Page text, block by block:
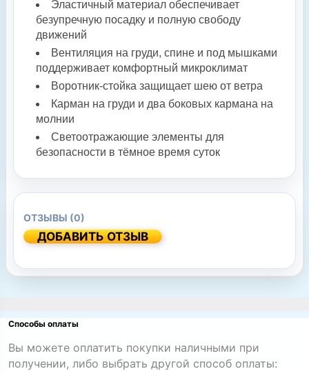
Эластичный материал обеспечивает
безупречную посадку и полную свободу
движений
Вентиляция на груди, спине и под мышками
поддерживает комфортный микроклимат
Воротник-стойка защищает шею от ветра
Карман на груди и два боковых кармана на
молнии
Светоотражающие элементы для
безопасности в тёмное время суток
ОТЗЫВЫ (0)
ДОБАВИТЬ ОТЗЫВ
Способы оплаты
Вы можете оплатить покупки наличными при
получении, либо выбрать другой способ оплаты: